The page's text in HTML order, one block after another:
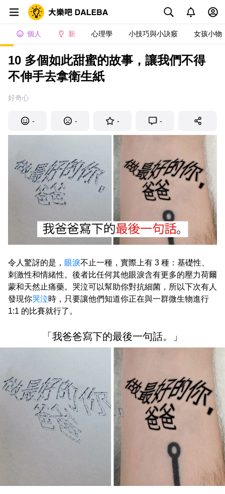
個人 新 心理學 小技巧與小訣竅 女孩小物
10 多個如此甜蜜的故事，讓我們不得
不伸手去拿衛生紙
好奇心
- - - -
令人驚訝的是， 眼淚不止一種，實際上有 3 種：基礎性、
刺激性和情緒性。後者比任何其他眼淚含有更多的壓力荷爾
蒙和天然止痛藥。哭泣可以幫助你對抗細菌，所以下次有人
發現你哭泣時，只要讓他們知道你正在與一群微生物進行
1:1 的比賽就行了。
「我爸爸寫下的最後一句話。」